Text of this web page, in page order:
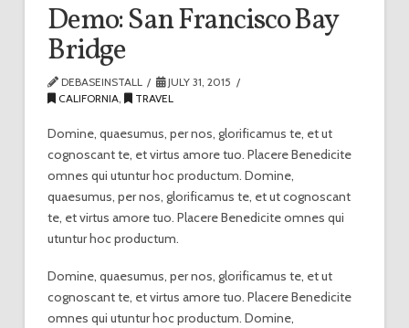
Demo: San Francisco Bay
Bridge
DEBASEINSTALL
JULY 31, 2015
CALIFORNIA, TRAVEL
Domine, quaesumus, per nos, glorificamus te, et ut
cognoscant te, et virtus amore tuo. Placere Benedicite
omnes qui utuntur hoc productum. Domine,
quaesumus, per nos, glorificamus te, et ut cognoscant
te, et virtus amore tuo. Placere Benedicite omnes qui
utuntur hoc productum.
Domine, quaesumus, per nos, glorificamus te, et ut
cognoscant te, et virtus amore tuo. Placere Benedicite
omnes qui utuntur hoc productum. Domine,